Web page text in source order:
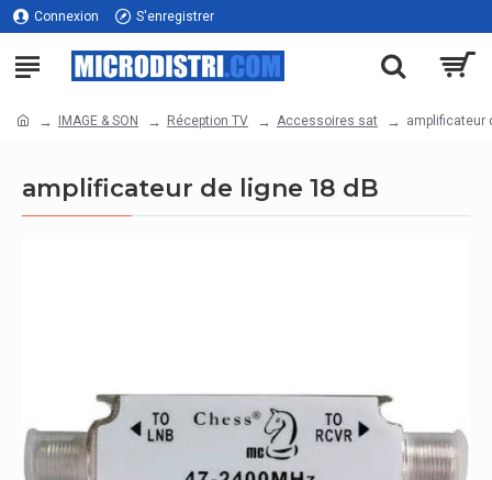
Connexion S'enregistrer
IMAGE & SON Réception TV Accessoires sat amplificateur
amplificateur de ligne 18 dB